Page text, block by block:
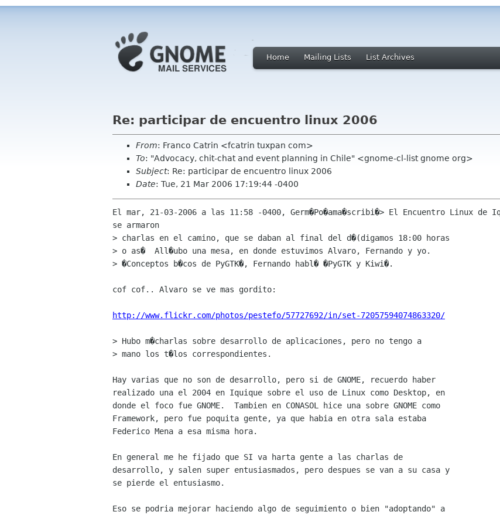
Home Mailing Lists List Archives
Re: participar de encuentro linux 2006
From: Franco Catrin <fcatrin tuxpan com>
To: "Advocacy, chit-chat and event planning in Chile" <gnome-cl-list gnome org>
Subject: Re: participar de encuentro linux 2006
Date: Tue, 21 Mar 2006 17:19:44 -0400
El mar, 21-03-2006 a las 11:58 -0400, Germ�Po�ama�scribi�> El Encuentro Linux
se armaron
> charlas en el camino, que se daban al final del d�(digamos 18:00 horas
> o as�  All�ubo una mesa, en donde estuvimos Alvaro, Fernando y yo.
> �Conceptos b�cos de PyGTK�, Fernando habl� �PyGTK y Kiwi�.
cof cof.. Alvaro se ve mas gordito:
http://www.flickr.com/photos/pestefo/57727692/in/set-72057594074863320/
> Hubo m�charlas sobre desarrollo de aplicaciones, pero no tengo a
> mano los t�los correspondientes.
Hay varias que no son de desarrollo, pero si de GNOME, recuerdo haber
realizado una el 2004 en Iquique sobre el uso de Linux como Desktop, en
donde el foco fue GNOME.  Tambien en CONASOL hice una sobre GNOME como
Framework, pero fue poquita gente, ya que habia en otra sala estaba
Federico Mena a esa misma hora.
En general me he fijado que SI va harta gente a las charlas de
desarrollo, y salen super entusiasmados, pero despues se van a su casa y
se pierde el entusiasmo.
Eso se podria mejorar haciendo algo de seguimiento o bien "adoptando" a